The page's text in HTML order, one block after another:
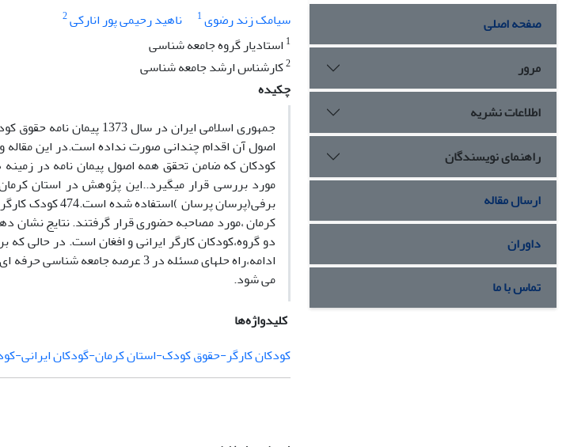
سیامک زند رضوی1 ناهید رحیمی پور انارکی2
1 استادیار گروه جامعه شناسی
2کارشناس ارشد جامعه شناسی
چکیده
جمهوری اسلامی ایران در
اصول آن اقدام چندانی صورت نداده است.در این مقاله
کودکان که ضامن تحقق همه اصول پیمان نامه در
مورد بررسی قرار میگیرد..این پژوهش در استان
کرمان ،مورد مصاحبه حضوری قرار گرفتند. نتایج
دو گروه،کودکان کارگر ایرانی و افغان است. در
ادامه،راه حلهای مسئله در 3 عرصه
می شود.
کلیدواژه‌ها
کودکان کارگر-حقوق کودک-استان کرمان-گودکان ایرانی-
صفحه اصلی
مرور
اطلاعات نشریه
راهنمای نویسندگان
ارسال مقاله
داوران
تماس با ما